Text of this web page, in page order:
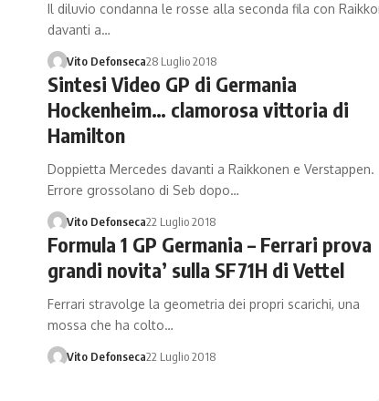
Il diluvio condanna le rosse alla seconda fila con
davanti a…
Vito Defonseca28 Luglio 2018
Sintesi Video GP di Germania
Hockenheim… clamorosa vittoria di
Hamilton
Doppietta Mercedes davanti a Raikkonen e Verstappen.
Errore grossolano di Seb dopo…
Vito Defonseca22 Luglio 2018
Formula 1 GP Germania – Ferrari prova
grandi novita’ sulla SF71H di Vettel
Ferrari stravolge la geometria dei propri scarichi, una
mossa che ha colto…
Vito Defonseca22 Luglio 2018